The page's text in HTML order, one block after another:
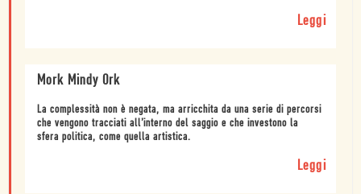
Leggi
Mork Mindy Ork
La complessità non è negata, ma arricchita da una serie di percorsi
che vengono tracciati all’interno del saggio e che investono la
sfera politica, come quella artistica.
Leggi